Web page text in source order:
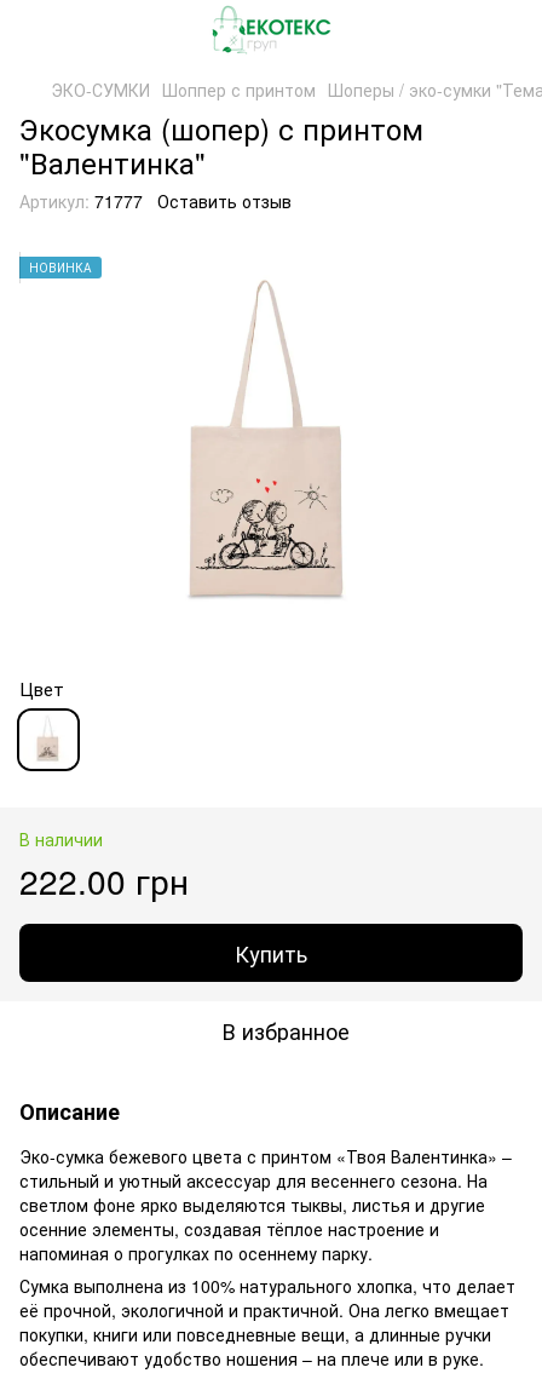
ЭКО-СУМКИ Шоппер с принтом Шоперы / эко-сумки
Экосумка (шопер) с принтом
"Валентинка"
Артикул: 71777 Оставить отзыв
НОВИНКА
Цвет
В наличии
222.00 грн
Купить
В избранное
Описание
Эко-сумка бежевого цвета с принтом «Твоя Валентинка» –
стильный и уютный аксессуар для весеннего сезона. На
светлом фоне ярко выделяются тыквы, листья и другие
осенние элементы, создавая тёплое настроение и
напоминая о прогулках по осеннему парку.
Сумка выполнена из 100% натурального хлопка, что делает
её прочной, экологичной и практичной. Она легко вмещает
покупки, книги или повседневные вещи, а длинные ручки
обеспечивают удобство ношения – на плече или в руке.